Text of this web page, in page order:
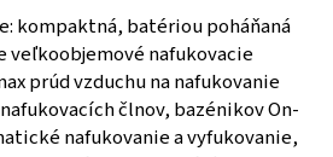
kompaktná, batériou poháňaná
veľkoobjemové nafukovacie
prúd vzduchu na nafukovanie
člnov, bazénikov On-
nafukovanie a vyfukovanie,